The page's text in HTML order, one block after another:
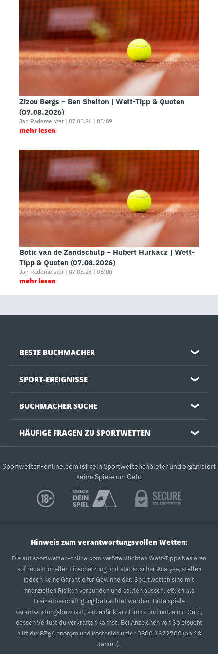
Zizou Bergs – Ben Shelton | Wett-Tipp & Quoten
(07.08.2026)
Jan Rademeister | 07.08.26 | 08:09
mehr lesen
Botic van de Zandschulp – Hubert Hurkacz | Wett-
Tipp & Quoten (07.08.2026)
Jan Rademeister | 07.08.26 | 08:00
mehr lesen
BESTE BUCHMACHER ❯
SPORT-EREIGNISSE ❯
BUCHMACHER SUCHE ❯
HÄUFIGE FRAGEN ZU SPORTWETTEN ❯
Sportwetten-online.com ist kein Sportwettenanbieter und organisiert
keine Spiele um Geld
Hinweis zum verantwortungsvollen Wetten:
Die auf sportwetten-online.com veröffentlichten Wett-Tipps basieren
auf redaktioneller Einschätzung und statistischer Analyse, stellen
jedoch keine Garantie für Gewinne dar. Sportwetten sind mit
finanziellen Risiken verbunden und sollten ausschließlich als
Freizeitbeschäftigung betrachtet werden. Bitte spiele
verantwortungsbewusst, setze dir klare Limits und nutze nur Geld,
dessen Verlust du verkraften kannst. Bei Anzeichen von Spielsucht
hilft die BZgA anonym und kostenlos unter 0800 1372700 (ab 18
Jahren).